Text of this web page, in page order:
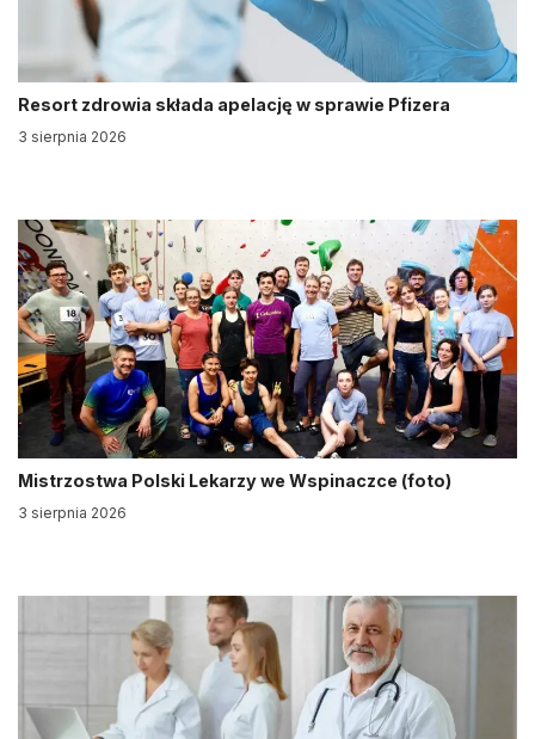
Resort zdrowia składa apelację w sprawie Pfizera
3 sierpnia 2026
Mistrzostwa Polski Lekarzy we Wspinaczce (foto)
3 sierpnia 2026